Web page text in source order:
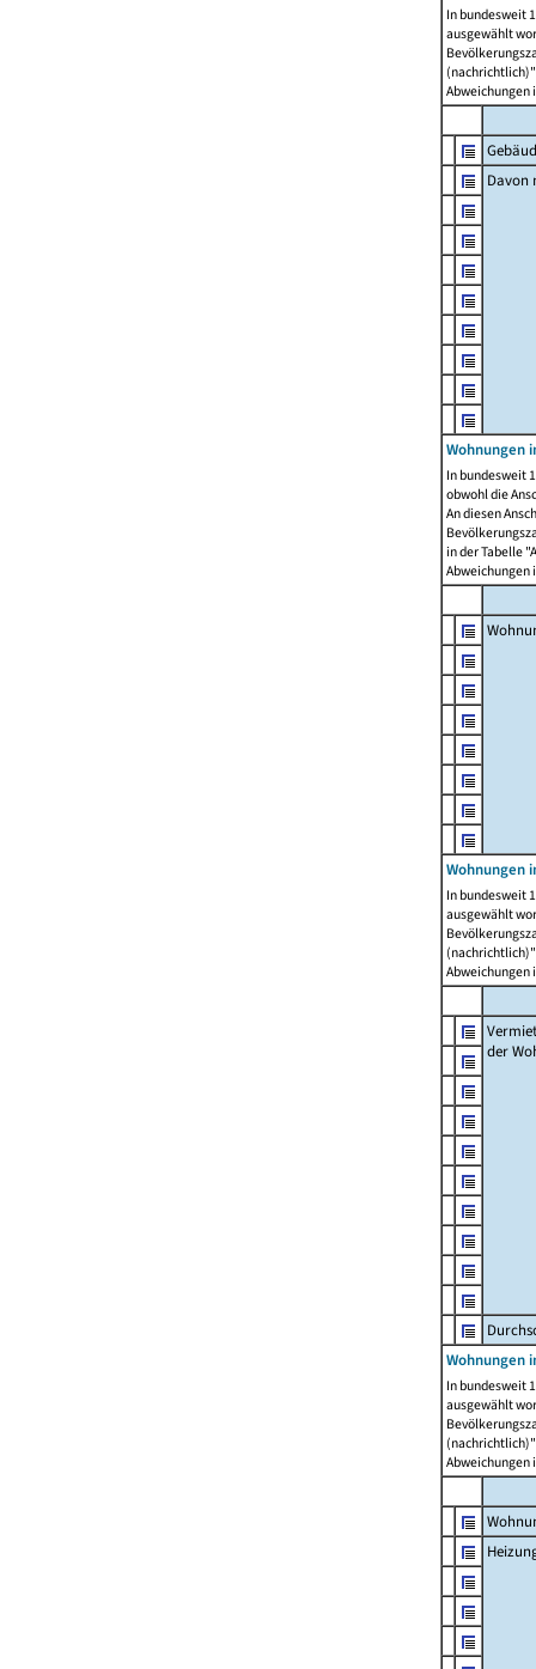
In bundesweit
ausgewählt
Abweichungen
Davon
Wohnungen
In bundesweit
obwohl die
An diesen
in der Tabelle
Abweichungen
Wohnungen
In bundesweit
ausgewählt
Abweichungen
der
Wohnungen
In bundesweit
ausgewählt
Abweichungen